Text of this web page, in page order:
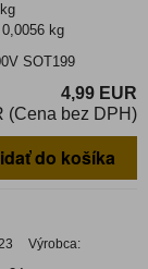
0,0056 kg
SOT199
4,99 EUR
(Cena bez DPH)
do košíka
Výrobca: